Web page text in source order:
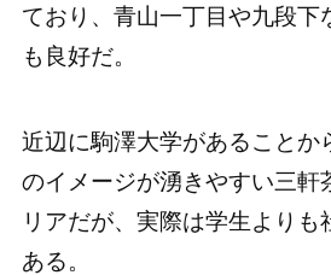
ており、青山一丁目や九段下
も良好だ。
近辺に駒澤大学があることか
のイメージが湧きやすい三軒
リアだが、実際は学生よりも
ある。